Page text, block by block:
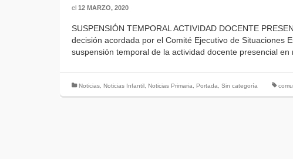
el 12 MARZO, 2020
SUSPENSIÓN TEMPORAL ACTIVIDAD DOCENTE
decisión acordada por el Comité Ejecutivo de Situaciones
suspensión temporal de la actividad docente presencial en
Noticias Noticias Infantil Noticias Primaria Portada Sin categoría